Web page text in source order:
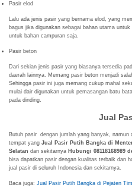
Pasir elod
Lalu ada jenis pasir yang bernama elod, yang
bagus jika digunakan sebagai bahan utama
untuk bahan campuran saja.
Pasir beton
Dari sekian jenis pasir yang biasanya tersedia
daerah lainnya. Memang pasir beton menjadi
Sehingga pasir ini juga memang cukup mahal
mulai dair digunakan untuk pemasangan batu
pada dinding.
Jual
Butuh pasir dengan jumlah yang banyak, namun
tempat yang Jual Pasir Putih Bangka di
Selatan dan sekitarnya Hubungi 08118168989
bisa dapatkan pasir dengan kualitas terbaik dan
jual pasir di seluruh Indonesia dan sekitarnya.
Baca juga: Jual Pasir Putih Bangka di Pejaten